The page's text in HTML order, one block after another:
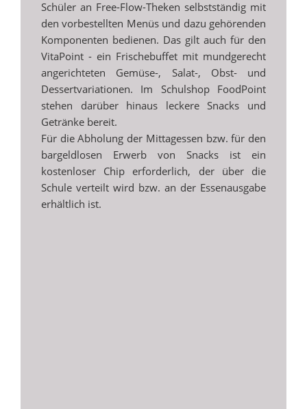
Schüler an Free-Flow-Theken selbstständig mit
den vorbestellten Menüs und dazu gehörenden
Komponenten bedienen. Das gilt auch für den
VitaPoint - ein Frischebuffet mit mundgerecht
angerichteten Gemüse-, Salat-, Obst- und
Dessertvariationen. Im Schulshop FoodPoint
stehen darüber hinaus leckere Snacks und
Getränke bereit.
Für die Abholung der Mittagessen bzw. für den
bargeldlosen Erwerb von Snacks ist ein
kostenloser Chip erforderlich, der über die
Schule verteilt wird bzw. an der Essenausgabe
erhältlich ist.